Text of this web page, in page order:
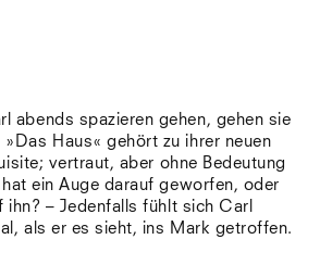
abends spazieren gehen, gehen sie
Haus« gehört zu ihrer neuen
vertraut, aber ohne Bedeutung
ein Auge darauf geworfen, oder
ihn? – Jedenfalls fühlt sich Carl
als er es sieht, ins Mark getroffen.